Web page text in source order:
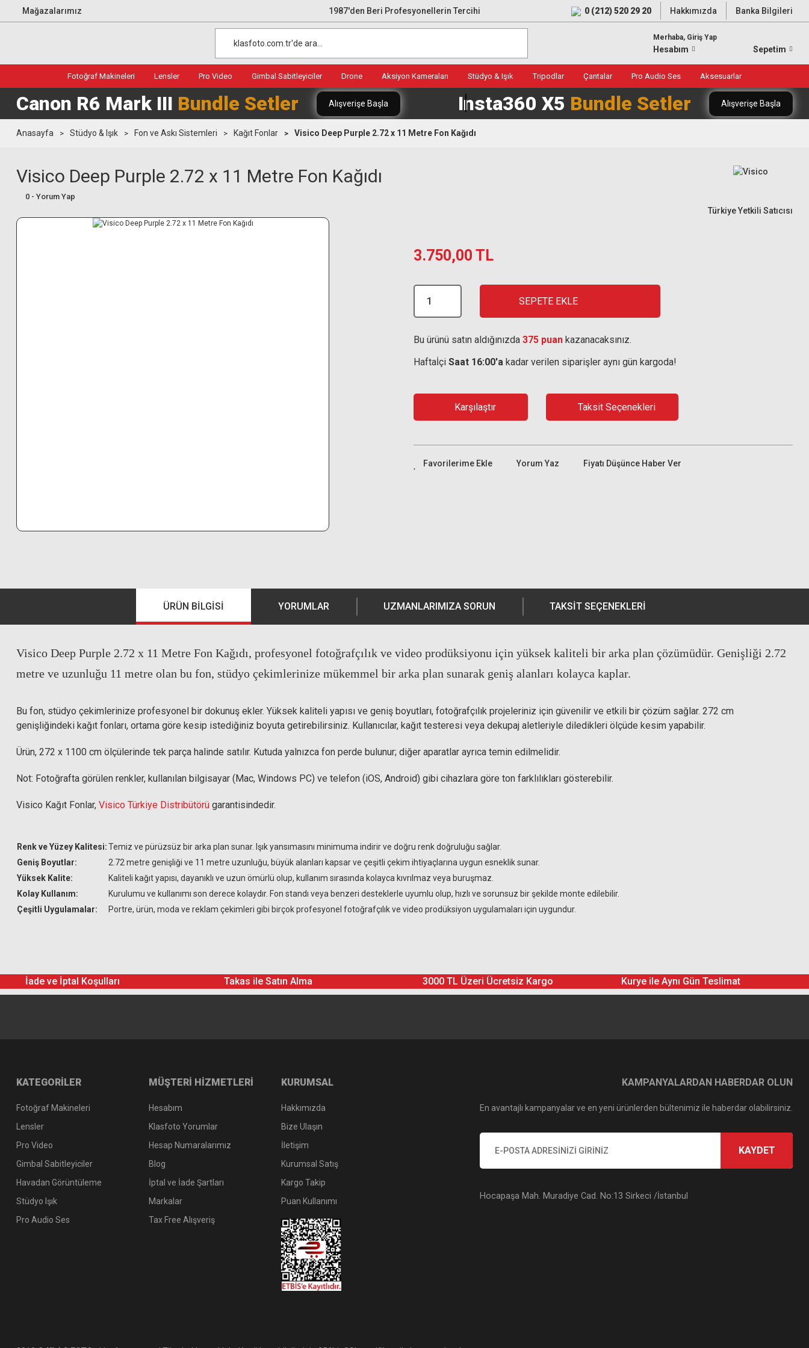
Mağazalarımız 1987'den Beri Profesyonellerin Tercihi 0 (212) 520 29 20 Hakkımızda Banka Bilgileri
Merhaba, Giriş Yap
Hesabım Sepetim
Fotoğraf Makineleri Lensler Pro Video Gimbal Sabitleyiciler Drone Aksiyon Kameraları Stüdyo & Işık Tripodlar Çantalar Pro Audio Ses Aksesuarlar
Canon R6 Mark III Bundle Setler Alışverişe Başla Insta360 X5 Bundle Setler Alışverişe Başla
Anasayfa Stüdyo & Işık Fon ve Askı Sistemleri Kağıt Fonlar Visico Deep Purple 2.72 x 11 Metre Fon Kağıdı
Visico Deep Purple 2.72 x 11 Metre Fon Kağıdı
0 - Yorum Yap
Türkiye Yetkili Satıcısı
3.750,00 TL
SEPETE EKLE
Bu ürünü satın aldığınızda 375 puan kazanacaksınız.
Haftaİçi Saat 16:00'a kadar verilen siparişler aynı gün kargoda!
Karşılaştır Taksit Seçenekleri
Yorum Yaz Fiyatı Düşünce Haber Ver
ÜRÜN BILGISI YORUMLAR UZMANLARIMIZA SORUN TAKSIT SEÇENEKLERI
Visico Deep Purple 2.72 x 11 Metre Fon Kağıdı, profesyonel fotoğrafçılık ve video prodüksiyonu için yüksek kaliteli bir arka plan çözümüdür. Genişliği 2.72
metre ve uzunluğu 11 metre olan bu fon, stüdyo çekimlerinize mükemmel bir arka plan sunarak geniş alanları kolayca kaplar.​
Bu fon, stüdyo çekimlerinize profesyonel bir dokunuş ekler. Yüksek kaliteli yapısı ve geniş boyutları, fotoğrafçılık projeleriniz için güvenilir ve etkili bir çözüm sağlar. 272 cm
genişliğindeki kağıt fonları, ortama göre kesip istediğiniz boyuta getirebilirsiniz. Kullanıcılar, kağıt testeresi veya dekupaj aletleriyle diledikleri ölçüde kesim yapabilir.
Ürün, 272 x 1100 cm ölçülerinde tek parça halinde satılır. Kutuda yalnızca fon perde bulunur; diğer aparatlar ayrıca temin edilmelidir.
Not: Fotoğrafta görülen renkler, kullanılan bilgisayar (Mac, Windows PC) ve telefon (iOS, Android) gibi cihazlara göre ton farklılıkları gösterebilir.
Visico Kağıt Fonlar, Visico Türkiye Distribütörü garantisindedir.
Renk ve Yüzey Kalitesi:Temiz ve pürüzsüz bir arka plan sunar. Işık yansımasını minimuma indirir ve doğru renk doğruluğu sağlar.
Geniş Boyutlar:
2.72 metre genişliği ve 11 metre uzunluğu, büyük alanları kapsar ve çeşitli çekim ihtiyaçlarına uygun esneklik sunar.
Yüksek Kalite:
Kaliteli kağıt yapısı, dayanıklı ve uzun ömürlü olup, kullanım sırasında kolayca kıvrılmaz veya buruşmaz.
Kolay Kullanım:
Kurulumu ve kullanımı son derece kolaydır. Fon standı veya benzeri desteklerle uyumlu olup, hızlı ve sorunsuz bir şekilde monte edilebilir.
Çeşitli Uygulamalar:
Portre, ürün, moda ve reklam çekimleri gibi birçok profesyonel fotoğrafçılık ve video prodüksiyon uygulamaları için uygundur.
İade ve İptal Koşulları Takas ile Satın Alma 3000 TL Üzeri Ücretsiz Kargo Kurye ile Aynı Gün Teslimat
KATEGORİLER
Fotoğraf Makineleri
Lensler
Pro Video
Gimbal Sabitleyiciler
Havadan Görüntüleme
Stüdyo Işık
Pro Audio Ses
MÜŞTERİ HİZMETLERİ
Hesabım
Klasfoto Yorumlar
Hesap Numaralarımız
Blog
İptal ve İade Şartları
Markalar
Tax Free Alışveriş
KURUMSAL
Hakkımızda
Bize Ulaşın
İletişim
Kurumsal Satış
Kargo Takip
Puan Kullanımı
KAMPANYALARDAN HABERDAR OLUN
En avantajlı kampanyalar ve en yeni ürünlerden bültenimiz ile haberdar olabilirsiniz.
KAYDET
Hocapaşa Mah. Muradiye Cad. No:13 Sirkeci /İstanbul